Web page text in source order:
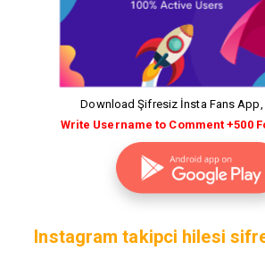
Download Şifresiz İnsta Fans App,
Write Username to Comment +500
Instagram takipci hilesi